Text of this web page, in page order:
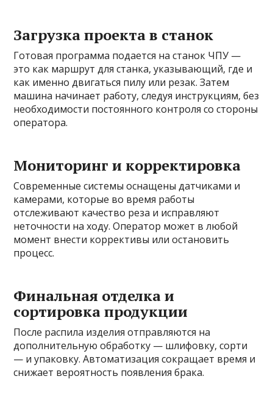
Загрузка проекта в станок
Готовая программа подается на станок ЧПУ —
это как маршрут для станка, указывающий, где и
как именно двигаться пилу или резак. Затем
машина начинает работу, следуя инструкциям, без
необходимости постоянного контроля со стороны
оператора.
Мониторинг и корректировка
Современные системы оснащены датчиками и
камерами, которые во время работы
отслеживают качество реза и исправляют
неточности на ходу. Оператор может в любой
момент внести коррективы или остановить
процесс.
Финальная отделка и
сортировка продукции
После распила изделия отправляются на
дополнительную обработку — шлифовку, сорти
— и упаковку. Автоматизация сокращает время и
снижает вероятность появления брака.